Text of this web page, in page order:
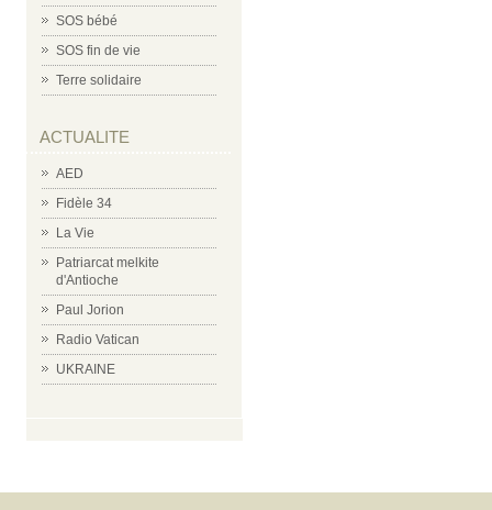
SOS bébé
SOS fin de vie
Terre solidaire
ACTUALITE
AED
Fidèle 34
La Vie
Patriarcat melkite
d'Antioche
Paul Jorion
Radio Vatican
UKRAINE